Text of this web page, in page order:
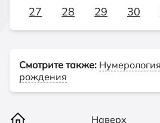
27
28 29 30
Смотрите также:
рождения
Наверх